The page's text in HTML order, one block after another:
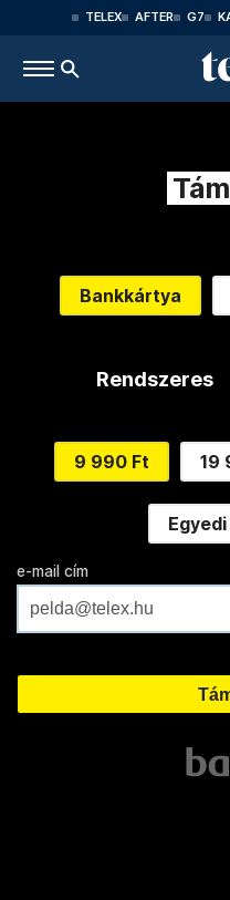
TELEX AFTER G7
Bankkártya
Rendszeres
9 990 Ft 19
e-mail cím